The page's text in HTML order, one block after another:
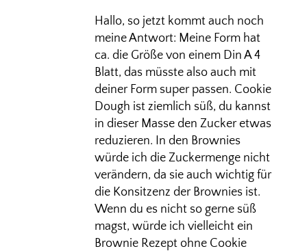
Hallo, so jetzt kommt auch noch
meine Antwort: Meine Form hat
ca. die Größe von einem Din A 4
Blatt, das müsste also auch mit
deiner Form super passen. Cookie
Dough ist ziemlich süß, du kannst
in dieser Masse den Zucker etwas
reduzieren. In den Brownies
würde ich die Zuckermenge nicht
verändern, da sie auch wichtig für
die Konsitzenz der Brownies ist.
Wenn du es nicht so gerne süß
magst, würde ich vielleicht ein
Brownie Rezept ohne Cookie